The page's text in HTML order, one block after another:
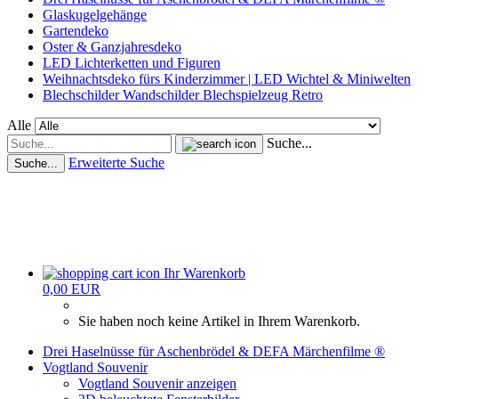
Glaskugelgehänge
Gartendeko
Oster & Ganzjahresdeko
LED Lichterketten und Figuren
Weihnachtsdeko fürs Kinderzimmer | LED Wichtel & Miniwelten
Blechschilder Wandschilder Blechspielzeug Retro
Alle
Suche...
Suche... Erweiterte Suche
Ihr Warenkorb
0,00 EUR
Sie haben noch keine Artikel in Ihrem Warenkorb.
Drei Haselnüsse für Aschenbrödel & DEFA Märchenfilme ®
Vogtland Souvenir
Vogtland Souvenir anzeigen